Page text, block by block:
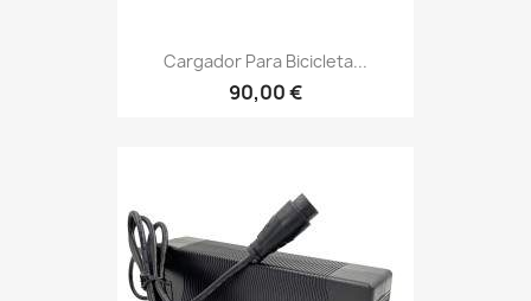
Cargador Para Bicicleta...
90,00 €